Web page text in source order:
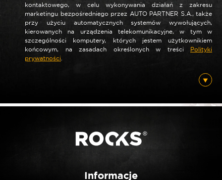
Nazwa*
Posiadam ten produkt
kontaktowego, w celu wykonywania działań z zakresu
marketingu bezpośredniego przez AUTO PARTNER S.A., także
przy użyciu automatycznych systemów wywołujących,
kierowanych na urządzenia telekomunikacyjne, w tym w
szczególności komputery, których jestem użytkownikiem
końcowym, na zasadach określonych w treści Polityki
prywatności
Informacje